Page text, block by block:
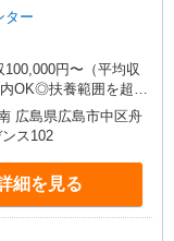
ター
円〜（平均収
選べるお仕事です ≪
1］週5日間 9：00〜
週4日間 9：00〜15：
と収入補償で、初め
収10万円（3ヶ月間、
間：3か月
広島県広島市中区舟
ス102
細を見る